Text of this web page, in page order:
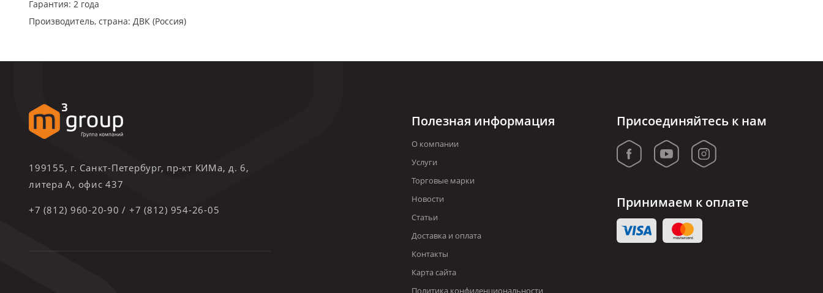
Гарантия: 2 года
Производитель, страна: ДВК (Россия)
199155, г. Санкт-Петербург, пр-кт КИМа, д. 6,
литера А, офис 437
+7 (812) 960-20-90 / +7 (812) 954-26-05
Полезная информация
О компании
Услуги
Торговые марки
Новости
Статьи
Доставка и оплата
Контакты
Карта сайта
Политика конфиденциональности
Присоединяйтесь к нам
Принимаем к оплате